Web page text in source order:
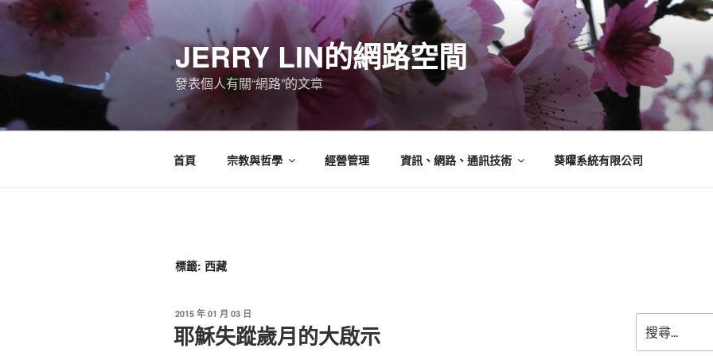
跳
JERRY LIN的網路空間
發表個人有關“網路”的文章
首頁 宗教與哲學 經營管理 資訊、網路、通訊技術 葵曜系統有限公司
標籤: 西藏
發
佈
於
2015 年 01 月 03 日
耶穌失蹤歲月的大啟示
尋